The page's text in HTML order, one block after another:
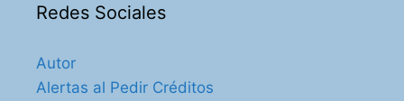
Redes Sociales
Autor
Alertas al Pedir Créditos